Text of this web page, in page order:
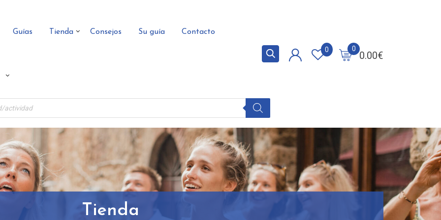
Guías Tienda Consejos Su guía Contacto
0.00€
0
0
Tienda